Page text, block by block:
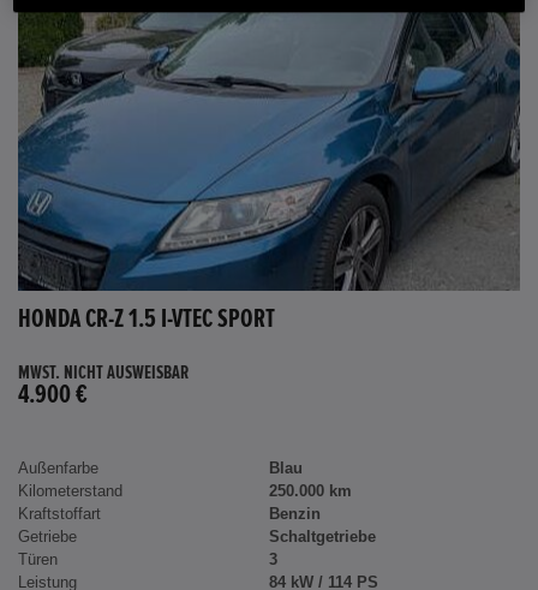
HONDA CR-Z 1.5 I-VTEC SPORT
MWST. NICHT AUSWEISBAR
4.900 €
Außenfarbe
Blau
Kilometerstand
250.000 km
Kraftstoffart
Benzin
Getriebe
Schaltgetriebe
Türen
3
Leistung
84 kW / 114 PS